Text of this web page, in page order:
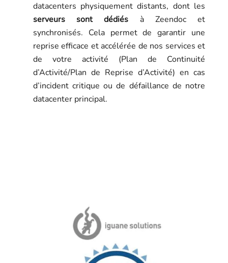
datacenters physiquement distants, dont les
serveurs sont dédiés à Zeendoc et
synchronisés. Cela permet de garantir une
reprise efficace et accélérée de nos services et
de votre activité (Plan de Continuité
d’Activité/Plan de Reprise d’Activité) en cas
d’incident critique ou de défaillance de notre
datacenter principal.